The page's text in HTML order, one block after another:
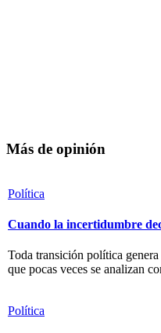
Más de opinión
Política
Cuando la incertidumbre
Toda transición política
que pocas veces se analizan
Política